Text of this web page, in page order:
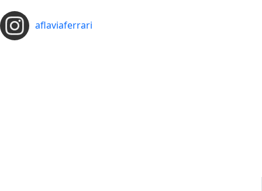
aflaviaferrari